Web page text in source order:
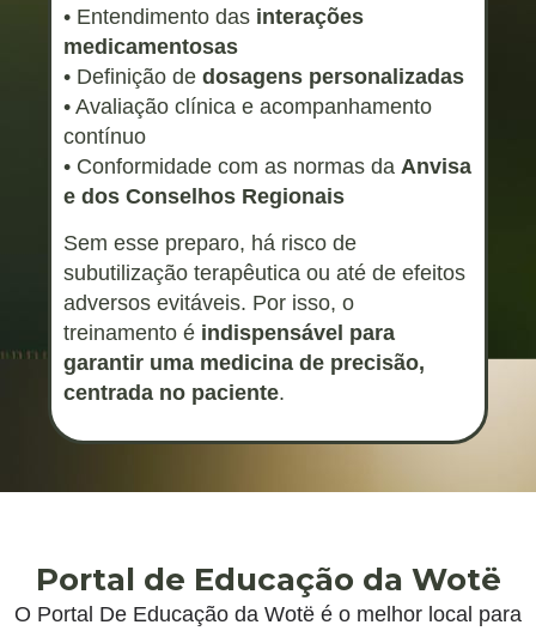
• Entendimento das interações
medicamentosas
• Definição de dosagens personalizadas
• Avaliação clínica e acompanhamento
contínuo
• Conformidade com as normas da Anvisa
e dos Conselhos Regionais
Sem esse preparo, há risco de
subutilização terapêutica ou até de efeitos
adversos evitáveis. Por isso, o
treinamento é indispensável para
garantir uma medicina de precisão,
centrada no paciente.
Portal de Educação da Wotë
O Portal De Educação da Wotë é o melhor local para